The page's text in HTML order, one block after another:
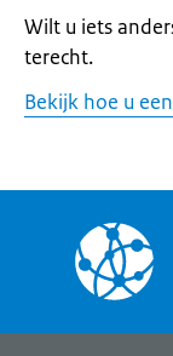
Wilt u iets
terecht.
Bekijk hoe u